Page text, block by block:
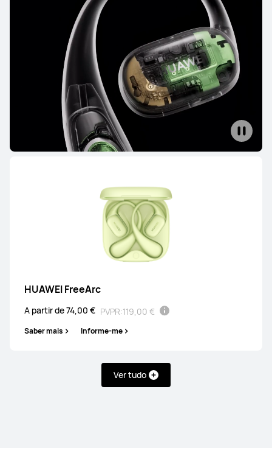
HUAWEI FreeArc
A partir de 74,00 € PVPR:119,00 €
Saber mais Informe-me
Ver tudo
Saber mais Comprar
HUAWEI FreeBuds 6
A partir de 119,00 €
159,00 €
Saber mais Comprar
HUAWEI FreeBuds Pro 3
HUAWEI FreeBuds SE 4 ANC
A partir de 44,00 €